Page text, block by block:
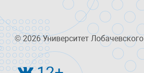
© 2026 Университет Лобачевского